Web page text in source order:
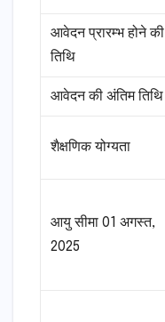
आवेदन प्रारम्भ होने की
तिथि
आवेदन की अंतिम तिथि
शैक्षणिक योग्यता
आयु सीमा 01 अगस्त,
2025